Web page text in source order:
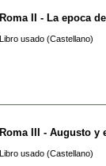
Roma II - La epoca
Libro usado (Castellano)
Roma III - Augusto y
Libro usado (Castellano)